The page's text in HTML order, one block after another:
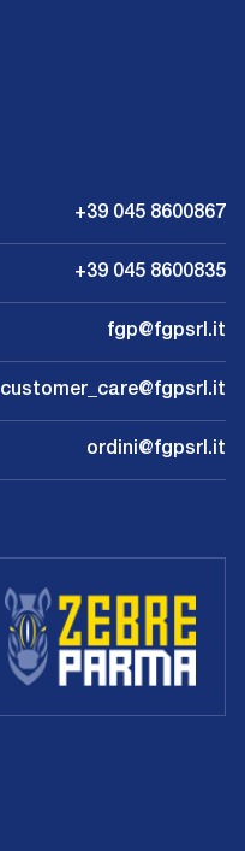
+39 045 8600867
+39 045 8600835
fgp@fgpsrl.it
customer_care@fgpsrl.it
ordini@fgpsrl.it